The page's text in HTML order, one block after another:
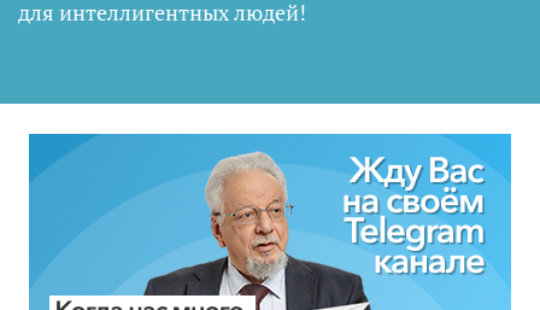
для интеллигентных людей!